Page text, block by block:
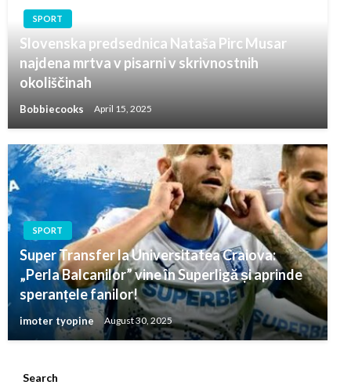
SPORT
Slovenska predsednica Nataša Pirc Musar
najdena mrtva v pisarni v skrivnostnih
okoliščinah
Bobbiecooks April 15, 2025
SPORT
Super Transfer la Universitatea Craiova:
„Perla Balcanilor” vine în Superligă și aprinde
speranțele fanilor!
imoter tyopine August 30, 2025
Search